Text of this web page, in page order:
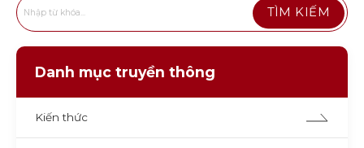
Danh mục truyền thông
Kiến thức